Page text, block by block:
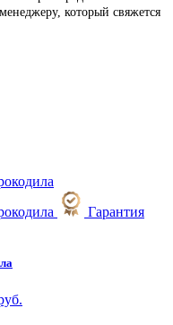
который свяжется
Гарантия